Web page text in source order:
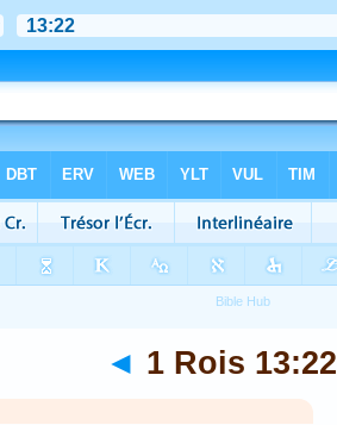
◄ 1 Rois 13:22